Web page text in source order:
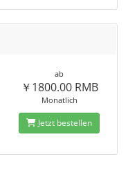
ab
￥1800.00 RMB
Monatlich
Jetzt bestellen